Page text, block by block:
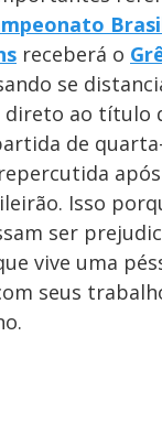
receberá o
se
ao título
de
Isso
ser
vive uma
seus